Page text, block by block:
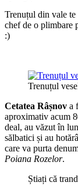
Trenuțul din vale te
chef de o plimbare
:)
Trenuțul
Cetatea Râșnov a
aproximativ acum
deal, au văzut în
sălbatici și au
care va purta
Poiana Rozelor.
Știați că